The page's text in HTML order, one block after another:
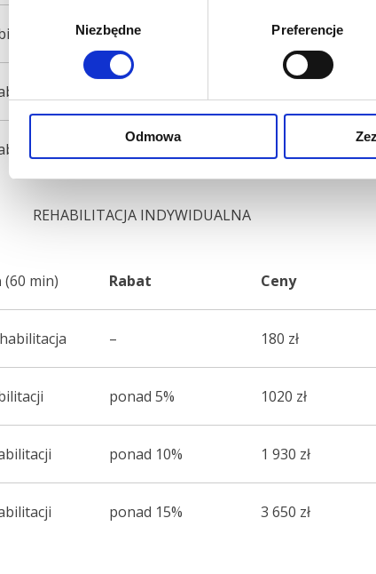
Wybór
zgody
Niezbędne Preferencje
Odmowa
ponad 10% 740 zł
REHABILITACJA INDYWIDUALNA
(60 min) Rabat Ceny
– 180 zł
ponad 5% 1020 zł
ponad 10% 1 930 zł
ponad 15% 3 650 zł